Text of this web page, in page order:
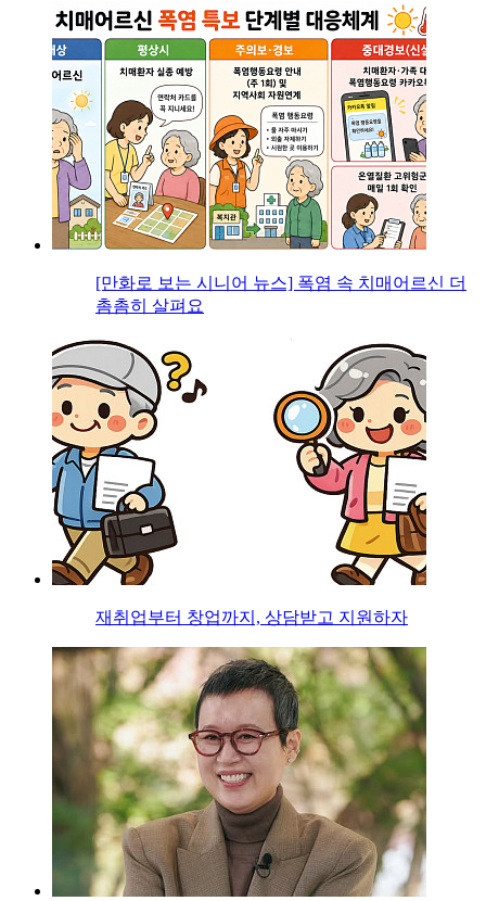
[만화로 보는 시니어 뉴스] 폭염 속 치매어르신 더
촘촘히 살펴요
재취업부터 창업까지, 상담받고 지원하자